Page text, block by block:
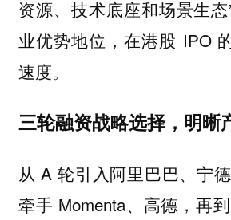
资源、技术底座和场景生
业优势地位，在港股 IPO
速度。
三轮融资战略选择，明晰
从 A 轮引入阿里巴巴、宁
牵手 Momenta、高德，再